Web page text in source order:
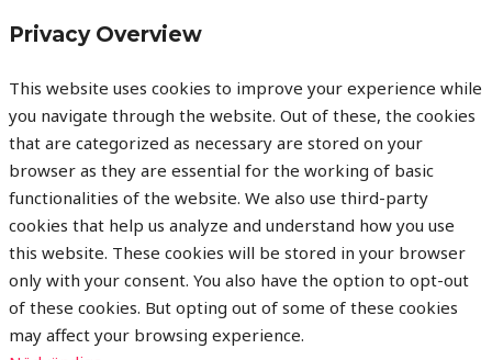
Privacy Overview
This website uses cookies to improve your experience while
you navigate through the website. Out of these, the cookies
that are categorized as necessary are stored on your
browser as they are essential for the working of basic
functionalities of the website. We also use third-party
cookies that help us analyze and understand how you use
this website. These cookies will be stored in your browser
only with your consent. You also have the option to opt-out
of these cookies. But opting out of some of these cookies
may affect your browsing experience.